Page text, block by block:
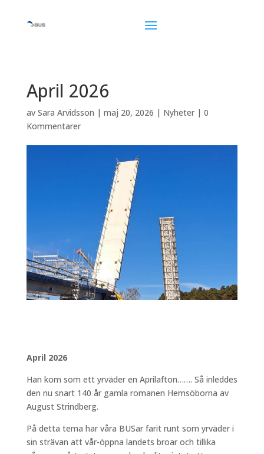
April 2026
av Sara Arvidsson | maj 20, 2026 | Nyheter| 0
Kommentarer
April 2026
Han kom som ett yrväder en Aprilafton……. Så inleddes
den nu snart 140 år gamla romanen Hemsöborna av
August Strindberg.
På detta tema har våra BUSar farit runt som yrväder i
sin strävan att vår-öppna landets broar och tillika